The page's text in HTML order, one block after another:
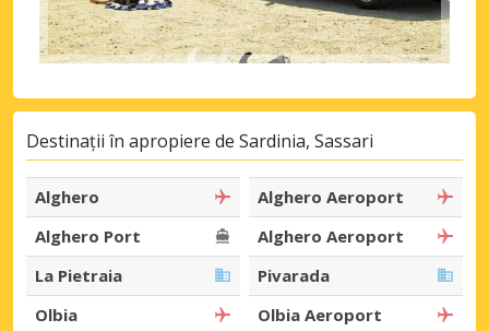
Destinații în apropiere de Sardinia, Sassari
Alghero
Alghero Aeroport
Alghero Port
Alghero Aeroport
La Pietraia
Pivarada
Olbia
Olbia Aeroport